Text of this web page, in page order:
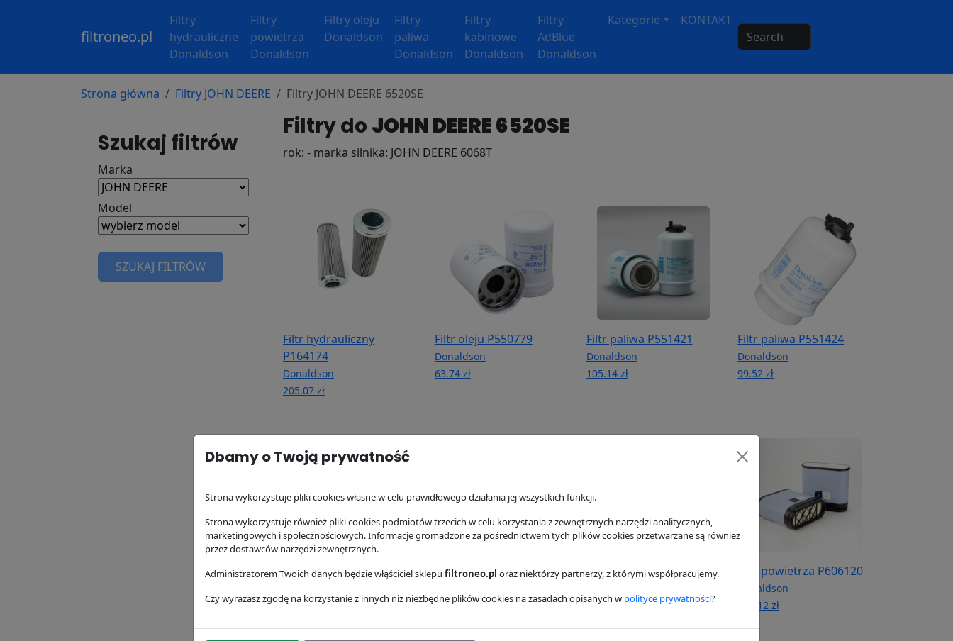
filtroneo.pl
Filtry
hydrauliczne
Donaldson
Filtry
powietrza
Donaldson
Filtry oleju
Donaldson
Filtry
paliwa
Donaldson
Filtry
kabinowe
Donaldson
Filtry
AdBlue
Donaldson
Kategorie
KONTAKT
Strona główna Filtry JOHN DEERE Filtry JOHN DEERE 6520SE
Szukaj filtrów
Marka
Model
SZUKAJ FILTRÓW
Filtry do JOHN DEERE 6520SE
rok: - marka silnika: JOHN DEERE 6068T
Filtr hydrauliczny
P164174
Donaldson
205.07 zł
Filtr oleju P550779
Donaldson
63.74 zł
Filtr paliwa P551421
Donaldson
105.14 zł
Filtr paliwa P551424
Donaldson
99.52 zł
Filtr paliwa P551434
92.48 zł
Filtr hydrauliczny
Donaldson
Filtr powietrza P606119
244.71 zł
Filtr powietrza P606120
Donaldson
268.12 zł
Dbamy o Twoją prywatność
Strona wykorzystuje pliki cookies własne w celu prawidłowego działania jej wszystkich funkcji.
Strona wykorzystuje również pliki cookies podmiotów trzecich w celu korzystania z zewnętrznych narzędzi analitycznych,
marketingowych i społecznościowych. Informacje gromadzone za pośrednictwem tych plików cookies przetwarzane są również
przez dostawców narzędzi zewnętrznych.
Administratorem Twoich danych będzie włąściciel sklepu filtroneo.pl oraz niektórzy partnerzy, z którymi współpracujemy.
Czy wyrażasz zgodę na korzystanie z innych niż niezbędne plików cookies na zasadach opisanych w polityce prywatności?